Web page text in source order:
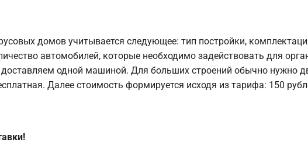
домов учитывается следующее: тип постройки,
автомобилей, которые необходимо задействовать для
одной машиной. Для больших строений обычно нужно
Далее стоимость формируется исходя из тарифа: 150